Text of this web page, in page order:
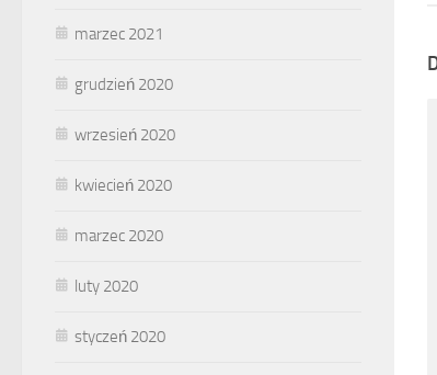
marzec 2021
grudzień 2020
wrzesień 2020
kwiecień 2020
marzec 2020
luty 2020
styczeń 2020